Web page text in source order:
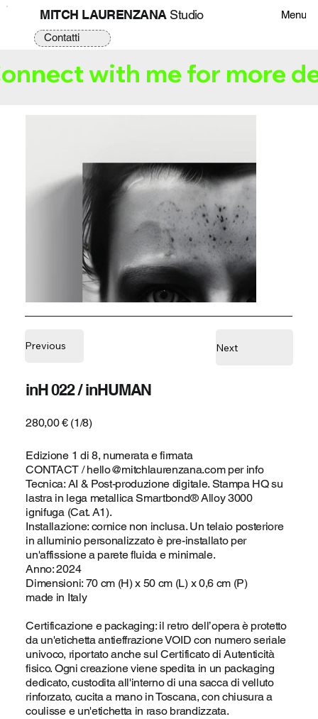
MITCH LAURENZANA Studio
Menu
Contatti
with me for more
inH 022 / inHUMAN
280,00 € (1/8)
Edizione 1 di 8, numerata e firmata
CONTACT /hello@mitchlaurenzana.comper info
Tecnica: AI & Post-produzione digitale. Stampa HQ su
lastra in lega metallica Smartbond® Alloy 3000
ignifuga (Cat. A1).
Installazione: cornice non inclusa. Un telaio posteriore
in alluminio personalizzato è pre-installato per
un'affissione a parete fluida e minimale.
Anno: 2024
Dimensioni: 70 cm (H) x 50 cm (L) x 0,6 cm (P)
made in Italy
Certificazione e packaging: il retro dell’opera è protetto
da un'etichetta antieffrazione VOID con numero seriale
univoco, riportato anche sul Certificato di Autenticità
fisico. Ogni creazione viene spedita in un packaging
dedicato, custodita all'interno di una sacca di velluto
rinforzato, cucita a mano in Toscana, con chiusura a
coulisse e un'etichetta in raso brandizzata.
Next
Previous